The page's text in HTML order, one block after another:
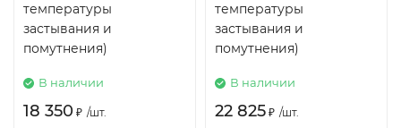
температуры
застывания и
помутнения)
В наличии
18 350 ₽ /шт.
температуры
застывания и
помутнения)
В наличии
22 825 ₽ /шт.